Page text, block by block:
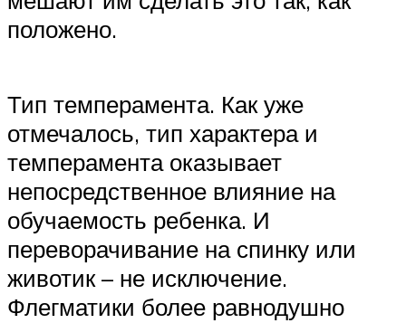
положено.
Тип темперамента. Как уже
отмечалось, тип характера и
темперамента оказывает
непосредственное влияние на
обучаемость ребенка. И
переворачивание на спинку или
животик – не исключение.
Флегматики более равнодушно